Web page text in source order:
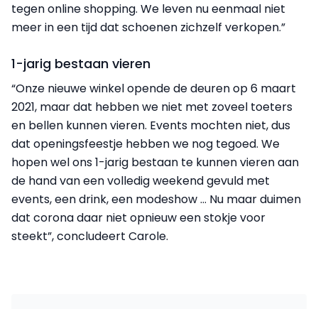
tegen online shopping. We leven nu eenmaal niet
meer in een tijd dat schoenen zichzelf verkopen.”
1-jarig bestaan vieren
“Onze nieuwe winkel opende de deuren op 6 maart
2021, maar dat hebben we niet met zoveel toeters
en bellen kunnen vieren. Events mochten niet, dus
dat openingsfeestje hebben we nog tegoed. We
hopen wel ons 1-jarig bestaan te kunnen vieren aan
de hand van een volledig weekend gevuld met
events, een drink, een modeshow … Nu maar duimen
dat corona daar niet opnieuw een stokje voor
steekt”, concludeert Carole.